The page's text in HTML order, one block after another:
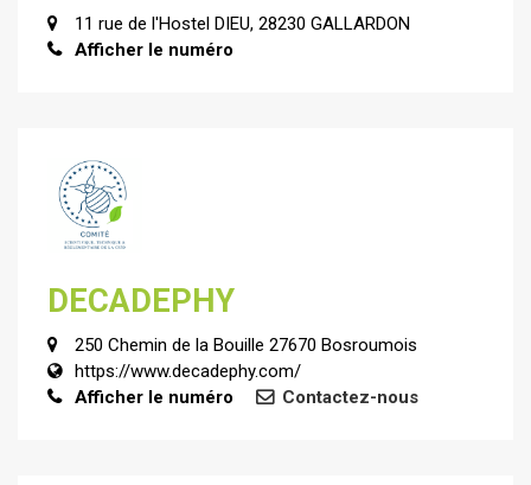
11 rue de l'Hostel DIEU, 28230 GALLARDON
Afficher le numéro
DECADEPHY
250 Chemin de la Bouille 27670 Bosroumois
https://www.decadephy.com/
Afficher le numéro
Contactez-nous